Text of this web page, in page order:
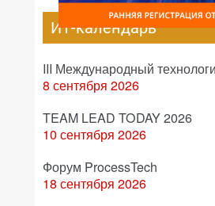
ИТ-календарь
III Международный
8 сентября 2026
TEAM LEAD TODAY 2026
10 сентября 2026
Форум ProcessTech
18 сентября 2026